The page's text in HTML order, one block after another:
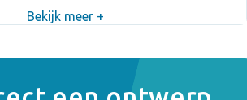
Bekijk meer +